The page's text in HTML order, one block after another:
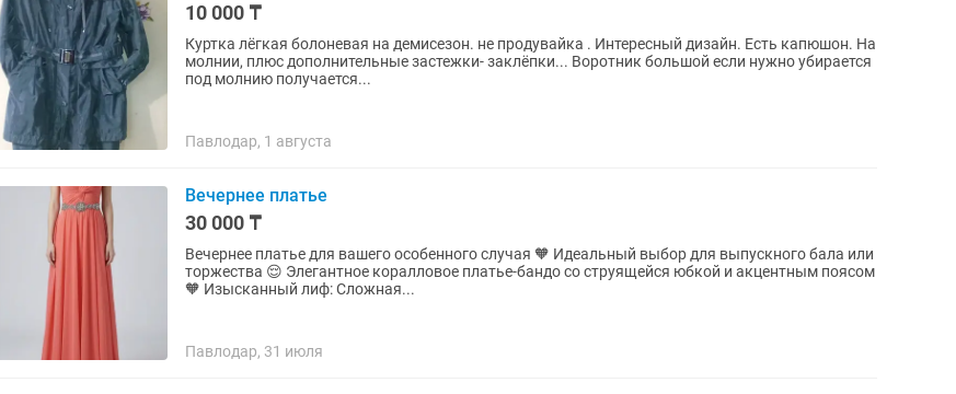
10 000 ₸
Куртка лёгкая болоневая на демисезон. не продувайка . Интересный дизайн. Есть капюшон. На
молнии, плюс дополнительные застежки- заклёпки... Воротник большой если нужно убирается
под молнию получается...
Павлодар, 1 августа
Вечернее платье
30 000 ₸
Вечернее платье для вашего особенного случая 🧡 Идеальный выбор для выпускного бала или
торжества 😌 Элегантное коралловое платье-бандо со струящейся юбкой и акцентным поясом
🧡 Изысканный лиф: Сложная...
Павлодар, 31 июля